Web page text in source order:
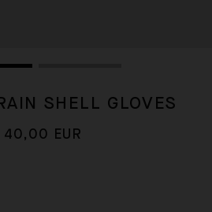
SHELL GLOVES
40,00 EUR